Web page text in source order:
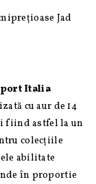
Jad
Italia
cu aur de 14
fiind astfel la un
colecțiile
abilitate
în proportie